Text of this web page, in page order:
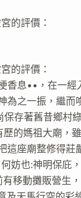
的評價：
的評價：
香息••，在一經
為之一振，繼而
保存著舊昔鄉村
的媽祖大廟，
這座廟整修得莊
妨也:神明保庇
移動攤販營生